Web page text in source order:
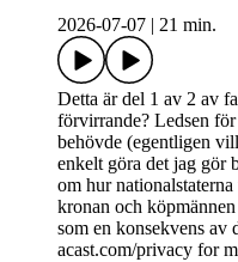
2026-07-07
21 min.
Detta är del 1 av 2 av
förvirrande? Ledsen
behövde (egentligen
enkelt göra det jag gör
om hur
kronan och
som en konsekvens av
acast.com/privacy for